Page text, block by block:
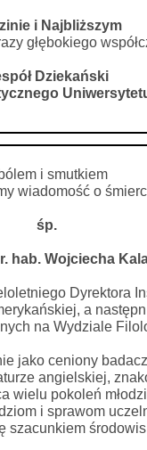
i Najbliższym
głębokiego
Dziekański
i smutkiem
wiadomość o
śp.
hab. Wojciecha
Dyrektora
a
na Wydziale
jako ceniony
angielskiej,
wielu pokoleń
i sprawom
szacunkiem